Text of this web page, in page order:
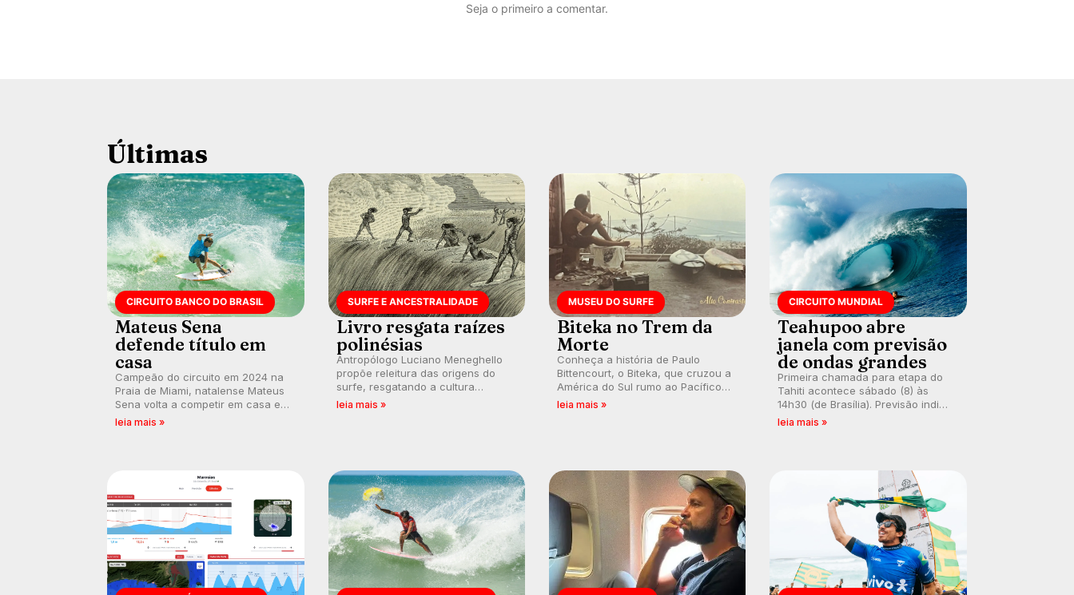
Seja o primeiro a comentar.
Últimas
CIRCUITO BANCO DO BRASIL
Mateus Sena
defende título em
casa
Campeão do circuito em 2024 na
Praia de Miami, natalense Mateus
Sena volta a competir em casa em
busca de manter a hegemonia
leia mais »
SURFE E ANCESTRALIDADE
Livro resgata raízes
polinésias
Antropólogo Luciano Meneghello
propõe releitura das origens do
surfe, resgatando a cultura
polinésia e questionando a visão
leia mais »
MUSEU DO SURFE
Biteka no Trem da
Morte
Conheça a história de Paulo
Bittencourt, o Biteka, que cruzou a
América do Sul rumo ao Pacífico
em uma jornada que se tornou um
leia mais »
CIRCUITO MUNDIAL
Teahupoo abre
janela com previsão
de ondas grandes
Primeira chamada para etapa do
Tahiti acontece sábado (8) às
14h30 (de Brasília). Previsão indica
swell consistente. Medina
leia mais »